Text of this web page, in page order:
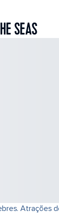
SEAS
Atrações